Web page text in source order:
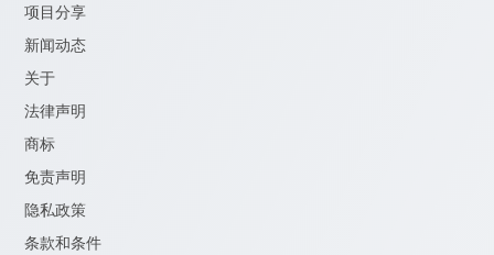
项目分享
新闻动态
关于
法律声明
商标
免责声明
隐私政策
条款和条件